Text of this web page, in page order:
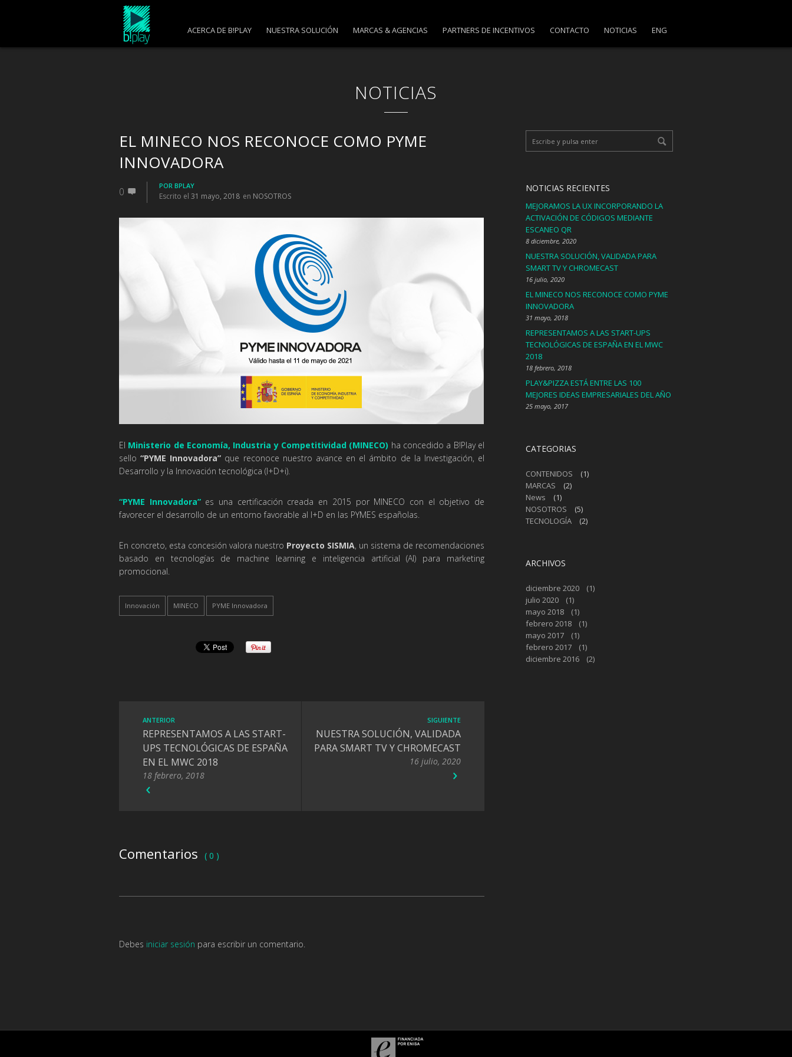
ACERCA DE B!PLAY NUESTRA SOLUCIÓN MARCAS & AGENCIAS PARTNERS DE INCENTIVOS CONTACTO NOTICIAS ENG
NOTICIAS
EL MINECO NOS RECONOCE COMO PYME
INNOVADORA
0 POR BPLAY
Escrito el 31 mayo, 2018 en NOSOTROS
El Ministerio de Economía, Industria y Competitividad (MINECO) ha concedido a B!Play el
sello“PYME Innovadora” que reconoce nuestro avance en el ámbito de la Investigación, el
Desarrollo y la Innovación tecnológica (I+D+i).
“PYME Innovadora”es una certificación creada en 2015 por MINECO con el objetivo de
favorecer el desarrollo de un entorno favorable al I+D en las PYMES españolas.
En concreto, esta concesión valora nuestro Proyecto SISMIA, un sistema de recomendaciones
basado en tecnologías de machine learning e inteligencia artificial (AI) para marketing
promocional.
Innovación MINECO PYME Innovadora
ANTERIOR
REPRESENTAMOS A LAS START-
UPS TECNOLÓGICAS DE ESPAÑA
EN EL MWC 2018
18 febrero, 2018
SIGUIENTE
NUESTRA SOLUCIÓN, VALIDADA
PARA SMART TV Y CHROMECAST
16 julio, 2020
Comentarios ( 0 )
Debes iniciar sesión para escribir un comentario.
NOTICIAS RECIENTES
MEJORAMOS LA UX INCORPORANDO LA
ACTIVACIÓN DE CÓDIGOS MEDIANTE
ESCANEO QR
8 diciembre, 2020
NUESTRA SOLUCIÓN, VALIDADA PARA
SMART TV Y CHROMECAST
16 julio, 2020
EL MINECO NOS RECONOCE COMO PYME
INNOVADORA
31 mayo, 2018
REPRESENTAMOS A LAS START-UPS
TECNOLÓGICAS DE ESPAÑA EN EL MWC
2018
18 febrero, 2018
PLAY&PIZZA ESTÁ ENTRE LAS 100
MEJORES IDEAS EMPRESARIALES DEL AÑO
25 mayo, 2017
CATEGORIAS
CONTENIDOS
(1)
MARCAS
(2)
News
(1)
NOSOTROS
(5)
TECNOLOGÍA
(2)
ARCHIVOS
diciembre 2020
(1)
julio 2020
(1)
mayo 2018
(1)
febrero 2018
(1)
mayo 2017
(1)
febrero 2017
(1)
diciembre 2016
(2)